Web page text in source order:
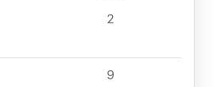
2
9